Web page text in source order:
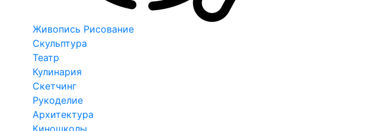
Живопись Рисование
Скульптура
Театр
Кулинария
Скетчинг
Рукоделие
Архитектура
Киношколы